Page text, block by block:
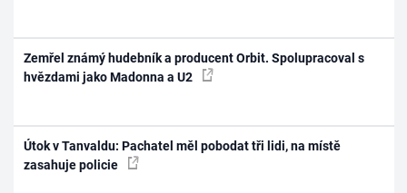
Zemřel známý hudebník a producent Orbit. Spolupracoval s
hvězdami jako Madonna a U2
Útok v Tanvaldu: Pachatel měl pobodat tři lidi, na místě
zasahuje policie